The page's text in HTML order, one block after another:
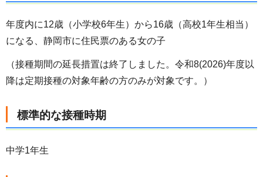
年度内に12歳（小学校6年生）から16歳（高校1年生相当）
になる、静岡市に住民票のある女の子
（接種期間の延長措置は終了しました。令和8(2026)年度以
降は定期接種の対象年齢の方のみが対象です。）
標準的な接種時期
中学1年生